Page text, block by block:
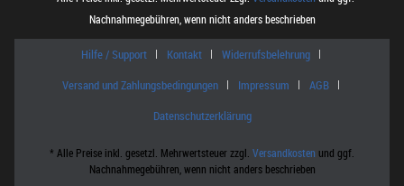
Nachnahmegebühren, wenn nicht anders beschrieben
Hilfe / Support Kontakt
Widerrufsbelehrung
Versand und Zahlungsbedingungen
Impressum
AGB
Datenschutzerklärung
* Alle Preise inkl. gesetzl. Mehrwertsteuer zzgl. Versandkosten und ggf.
Nachnahmegebühren, wenn nicht anders beschrieben